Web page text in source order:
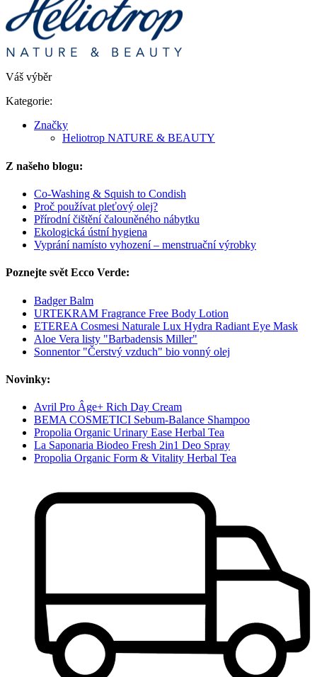
Váš výběr
Kategorie:
Značky
Heliotrop NATURE & BEAUTY
Z našeho blogu:
Co-Washing & Squish to Condish
Proč používat pleťový olej?
Přírodní čištění čalouněného nábytku
Ekologická ústní hygiena
Vyprání namísto vyhození – menstruační výrobky
Poznejte svět Ecco Verde:
Badger Balm
URTEKRAM Fragrance Free Body Lotion
ETEREA Cosmesi Naturale Lux Hydra Radiant Eye Mask
Aloe Vera listy "Barbadensis Miller"
Sonnentor "Čerstvý vzduch" bio vonný olej
Novinky:
Avril Pro Âge+ Rich Day Cream
BEMA COSMETICI Sebum-Balance Shampoo
Propolia Organic Urinary Ease Herbal Tea
La Saponaria Biodeo Fresh 2in1 Deo Spray
Propolia Organic Form & Vitality Herbal Tea